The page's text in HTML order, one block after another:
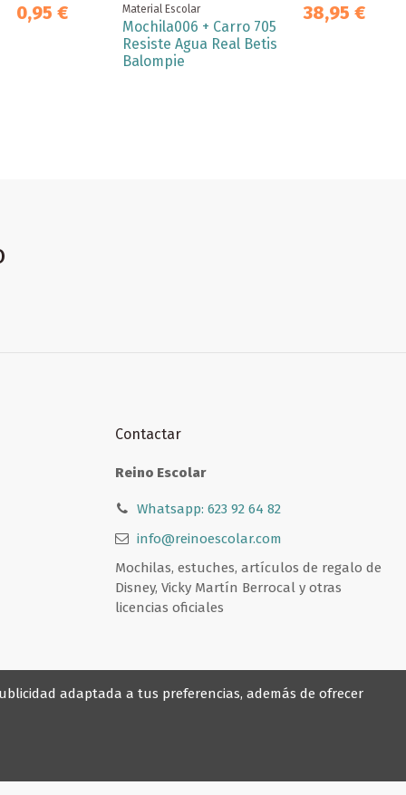
0,95 € Material Escolar
Mochila006 + Carro 705
Resiste Agua Real Betis
Balompie
38,95 €
Contactar
Reino Escolar
Whatsapp: 623 92 64 82
info@reinoescolar.com
Mochilas, estuches, artículos de regalo de
Disney, Vicky Martín Berrocal y otras
licencias oficiales
adaptada a tus preferencias, además de ofrecer